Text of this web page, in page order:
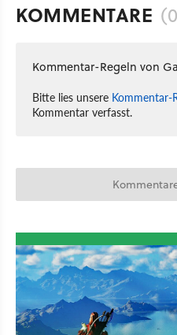
KOMMENTARE
Kommentar-Regeln von
Bitte lies unsere Kommentar-
Kommentar verfasst.